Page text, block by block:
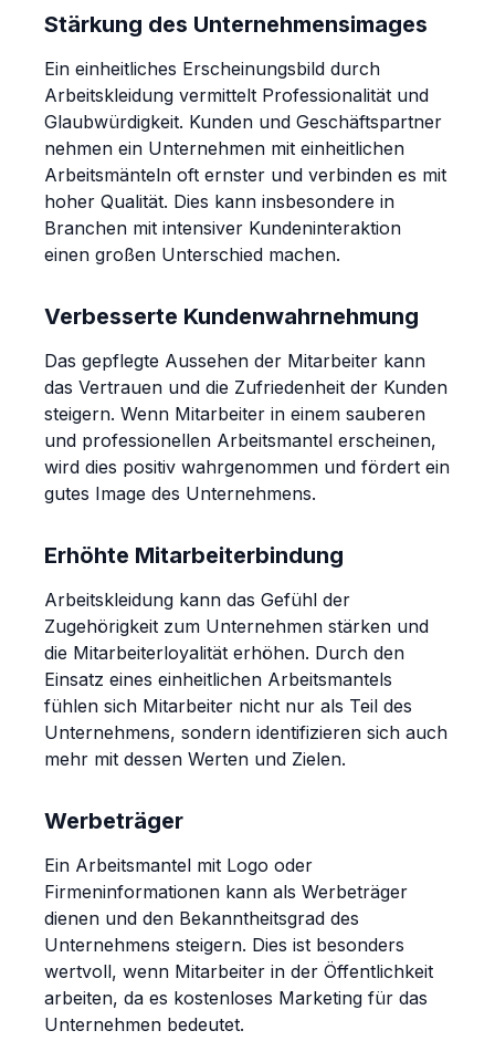
Stärkung des Unternehmensimages
Ein einheitliches Erscheinungsbild durch
Arbeitskleidung vermittelt Professionalität und
Glaubwürdigkeit. Kunden und Geschäftspartner
nehmen ein Unternehmen mit einheitlichen
Arbeitsmänteln oft ernster und verbinden es mit
hoher Qualität. Dies kann insbesondere in
Branchen mit intensiver Kundeninteraktion
einen großen Unterschied machen.
Verbesserte Kundenwahrnehmung
Das gepflegte Aussehen der Mitarbeiter kann
das Vertrauen und die Zufriedenheit der Kunden
steigern. Wenn Mitarbeiter in einem sauberen
und professionellen Arbeitsmantel erscheinen,
wird dies positiv wahrgenommen und fördert ein
gutes Image des Unternehmens.
Erhöhte Mitarbeiterbindung
Arbeitskleidung kann das Gefühl der
Zugehörigkeit zum Unternehmen stärken und
die Mitarbeiterloyalität erhöhen. Durch den
Einsatz eines einheitlichen Arbeitsmantels
fühlen sich Mitarbeiter nicht nur als Teil des
Unternehmens, sondern identifizieren sich auch
mehr mit dessen Werten und Zielen.
Werbeträger
Ein Arbeitsmantel mit Logo oder
Firmeninformationen kann als Werbeträger
dienen und den Bekanntheitsgrad des
Unternehmens steigern. Dies ist besonders
wertvoll, wenn Mitarbeiter in der Öffentlichkeit
arbeiten, da es kostenloses Marketing für das
Unternehmen bedeutet.